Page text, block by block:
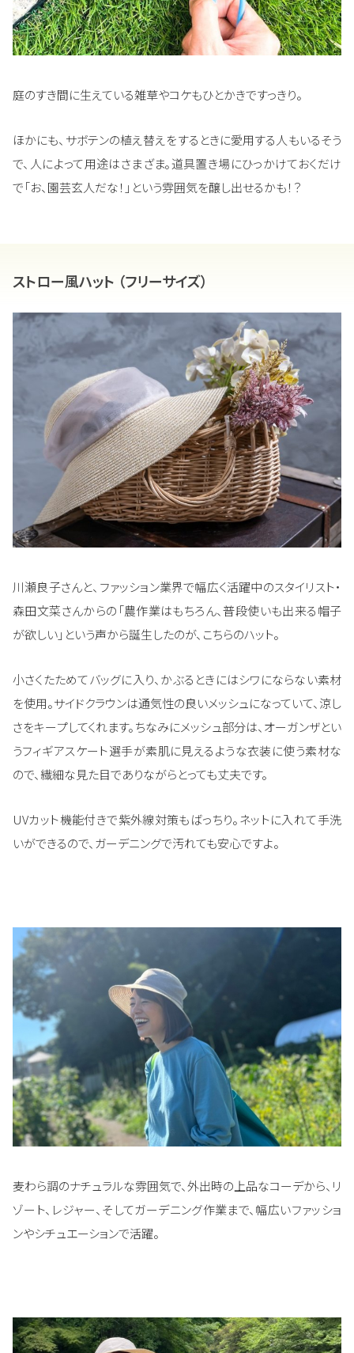
庭のすき間に生えている雑草やコケもひとかきですっきり。
ほかにも、サボテンの植え替えをするときに愛用する人もいるそう
で、人によって用途はさまざま。道具置き場にひっかけておくだけ
で「お、園芸玄人だな！」という雰囲気を醸し出せるかも！？
ストロー風ハット （フリーサイズ）
川瀬良子さんと、ファッション業界で幅広く活躍中のスタイリスト・
森田文菜さんからの「農作業はもちろん、普段使いも出来る帽子
が欲しい」という声から誕生したのが、こちらのハット。
小さくたためてバッグに入り、かぶるときにはシワにならない素材
を使用。サイドクラウンは通気性の良いメッシュになっていて、涼し
さをキープしてくれます。ちなみにメッシュ部分は、オーガンザとい
うフィギアスケート選手が素肌に見えるような衣装に使う素材な
ので、繊細な見た目でありながらとっても丈夫です。
UVカット機能付きで紫外線対策もばっちり。ネットに入れて手洗
いができるので、ガーデニングで汚れても安心ですよ。
麦わら調のナチュラルな雰囲気で、外出時の上品なコーデから、リ
ゾート、レジャー、そしてガーデニング作業まで、幅広いファッショ
ンやシチュエーションで活躍。